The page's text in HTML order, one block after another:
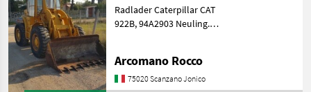
Radlader Caterpillar CAT
922B, 94A2903 Neuling.
PRIVATEN. Baumaschinen
Radlader
Arcomano Rocco
75020 Scanzano Jonico